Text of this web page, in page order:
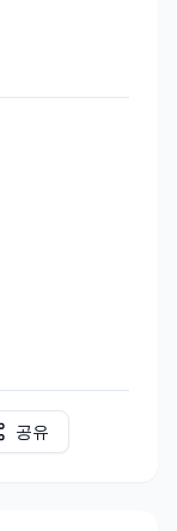
공유